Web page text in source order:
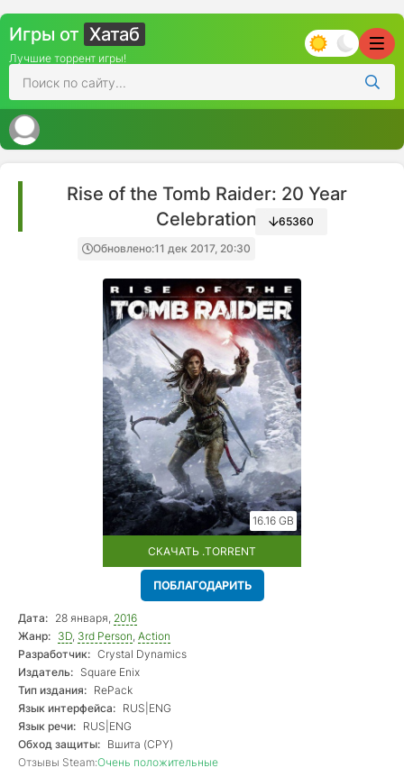
Игры от Хатаб
Лучшие торрент игры!
Rise of the Tomb Raider: 20 Year
Celebration
Обновлено:11 дек 2017, 20:30
65360
16.16 GB
СКАЧАТЬ .TORRENT
ПОБЛАГОДАРИТЬ
Дата: 28 января, 2016
Жанр: 3D, 3rd Person, Action
Разработчик: Crystal Dynamics
Издатель: Square Enix
Тип издания: RePack
Язык интерфейса: RUS|ENG
Язык речи: RUS|ENG
Обход защиты: Вшита (CPY)
Отзывы Steam:Очень положительные